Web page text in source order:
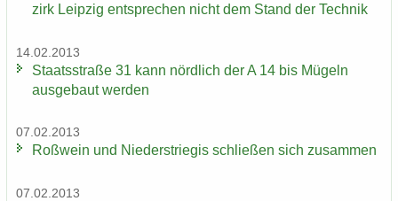
zirk Leip­zig ent­spre­chen nicht dem Stand der Tech­nik
14.02.2013
Staats­stra­ße 31 kann nörd­lich der A 14 bis Mü­geln
aus­ge­baut wer­den
07.02.2013
Roß­wein und Nie­der­s­trie­gis schlie­ßen sich zu­sam­men
07.02.2013